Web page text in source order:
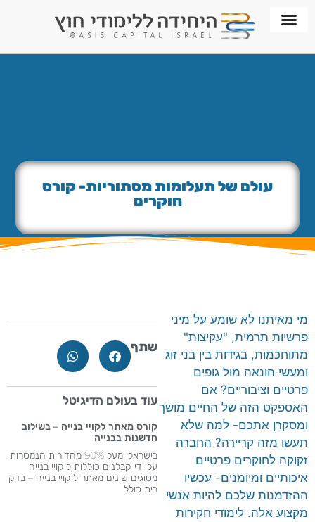
עולם של תעלומות מסתוריות- קורס
חוקרים
מי מאיתנו לא שומע על מיני
פרשיות תרמית, "עקיצות"
מתוחכמות, בגידות בין בני זוג
ומעשי הונאה מול גופים
פרטיים וציבוריים? אם
האספקט הזה של החיים מושך
ומסקרן אתכם- למה שלא
תעשו מזה קריירה? החברה
זקוקה לחוקרים פרטיים
איכותיים ומיומנים- עכשיו
ההזדמנות שלכם להיות אנשי
מקצוע אלה. לימודי חקירות
שתף
עוד בעולם הדיגיטל
קורס מאתר לקויי בנייה – בשילוב
חדשנות בבנייה
בישראל, מעל 90% מהדירות הנמסרות
על ידי קבלנים כוללות ליקויי בנייה
מסוגים שונים מאתר ליקויי בנייה – בדק
בית כולל